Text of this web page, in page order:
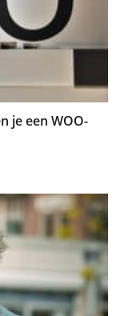
je een WOO-